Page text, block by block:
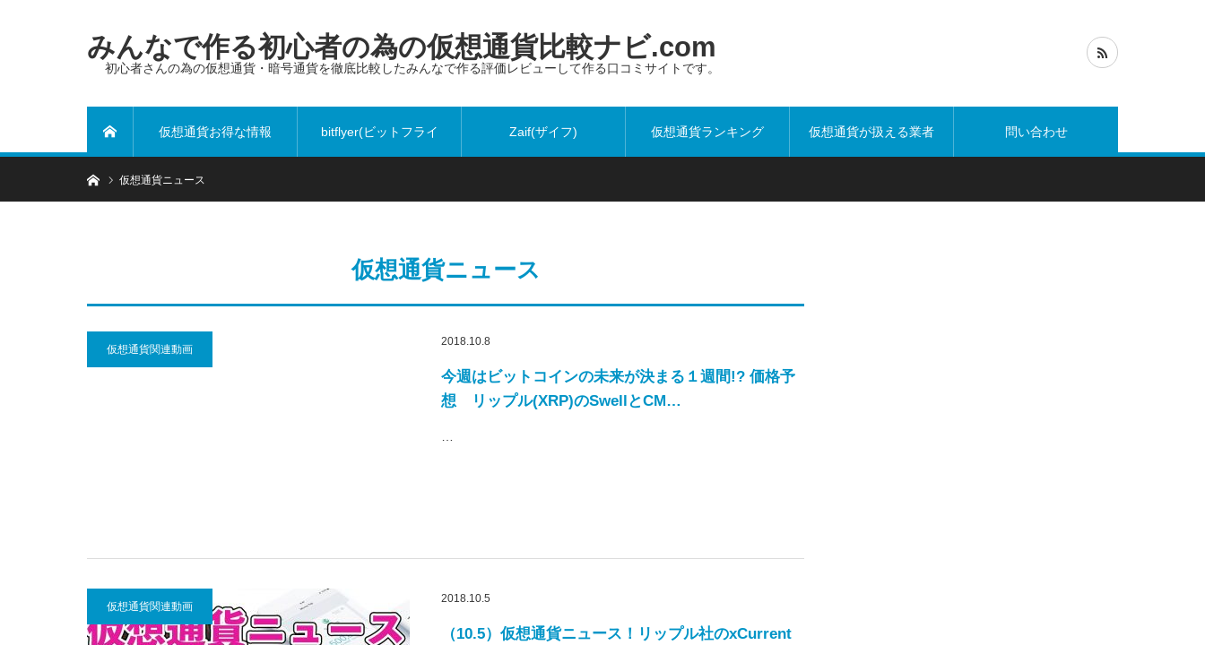
みんなで作る初心者の為の仮想通貨比較ナビ.com
初心者さんの為の仮想通貨・暗号通貨を徹底比較したみんなで作る評価レビューして作る口コミサイトです。
仮想通貨お得な情報 bitflyer(ビットフライ Zaif(ザイフ) 仮想通貨ランキング 仮想通貨が扱える業者 問い合わせ
ホーム仮想通貨ニュース
仮想通貨ニュース
仮想通貨関連動画
2018.10.8
今週はビットコインの未来が決まる１週間!? 価格予
想 リップル(XRP)のSwellとCM…
仮想通貨関連動画
2018.10.5
（10.5）仮想通貨ニュース！リップル社のxCurrent